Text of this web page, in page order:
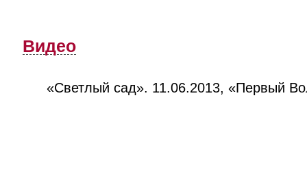
Видео
«Светлый сад». 11.06.2013, «Первый